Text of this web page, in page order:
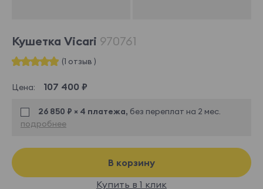
Кушетка Vicari 970761
(1 отзыв )
Цена: 107 400 ₽
26 850 ₽ × 4 платежа, без переплат на 2 мес.
подробнее
В корзину
Купить в 1 клик